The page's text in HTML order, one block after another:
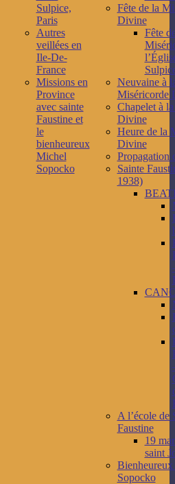
Sulpice,
Paris
Autres
veillées en
Ile-De-
France
Missions en
Province
avec sainte
Faustine et
le
bienheureux
Michel
Sopocko
Fête de la
Divine
Fête
Neuvaine à
Miséricorde
Chapelet à
Divine
Heure de la
Divine
Propagation
Sainte
1938)
A l’école de
Faustine
19
saint
Sopocko